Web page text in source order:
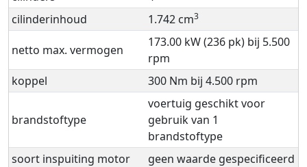
cilinderinhoud
1.742 cm3
netto max. vermogen
173.00 kW (236 pk) bij 5.500
rpm
koppel
300 Nm bij 4.500 rpm
brandstoftype
voertuig geschikt voor
gebruik van 1
brandstoftype
soort inspuiting motor
geen waarde gespecificeerd